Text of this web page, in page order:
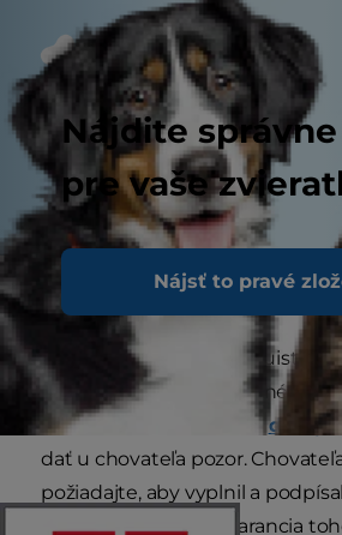
Nájdite
pre vaše
Nájsť to pravé
Dobre zvážte chovateľa
Ak hľadáte nového psa, uistite
kúpite iba od zodpovedného
RSPCA uvádza niekoľko
dať u chovateľa pozor.
požiadajte, aby vyplnil a
šteniatka. To je istá garancia